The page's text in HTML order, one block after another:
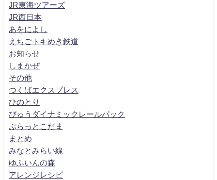
JR東海ツアーズ
JR西日本
あをによし
えちごトキめき鉄道
お知らせ
しまかぜ
その他
つくばエクスプレス
ひのとり
びゅうダイナミックレールパック
ぷらっとこだま
まとめ
みなとみらい線
ゆふいんの森
アレンジレシピ